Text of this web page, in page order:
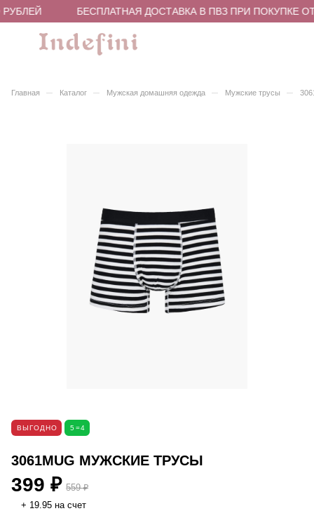
БЕСПЛАТНАЯ ДОСТАВКА В ПВЗ ПРИ ПОКУПКЕ ОТ
Главная – Каталог – Мужская домашняя одежда – Мужские трусы –
ВЫГОДНО 5=4
3061MUG МУЖСКИЕ ТРУСЫ
399 ₽ 559 ₽
+ 19.95 на счет